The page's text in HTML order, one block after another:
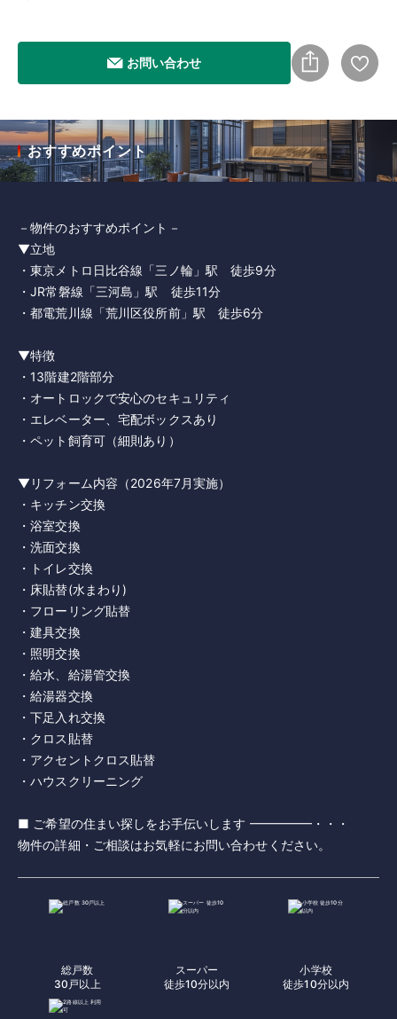
お問い合わせ
おすすめポイント
－物件のおすすめポイント－
▼立地
・東京メトロ日比谷線「三ノ輪」駅 徒歩9分
・JR常磐線「三河島」駅 徒歩11分
・都電荒川線「荒川区役所前」駅 徒歩6分
▼特徴
・13階建2階部分
・オートロックで安心のセキュリティ
・エレベーター、宅配ボックスあり
・ペット飼育可（細則あり）
▼リフォーム内容（2026年7月実施）
・キッチン交換
・浴室交換
・洗面交換
・トイレ交換
・床貼替(水まわり)
・フローリング貼替
・建具交換
・照明交換
・給水、給湯管交換
・給湯器交換
・下足入れ交換
・クロス貼替
・アクセントクロス貼替
・ハウスクリーニング
■ ご希望の住まい探しをお手伝いします ━━━━━・・・
物件の詳細・ご相談はお気軽にお問い合わせください。
総戸数
30戸以上
スーパー
徒歩10分以内
小学校
徒歩10分以内